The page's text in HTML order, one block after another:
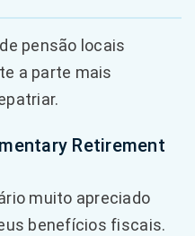
pensão locais
a parte mais
Retirement
muito apreciado
benefícios fiscais.